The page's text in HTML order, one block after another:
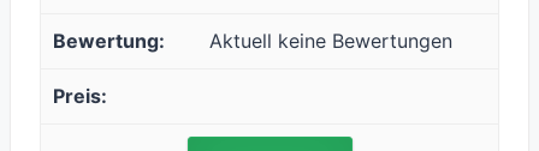
Aktuell keine Bewertungen